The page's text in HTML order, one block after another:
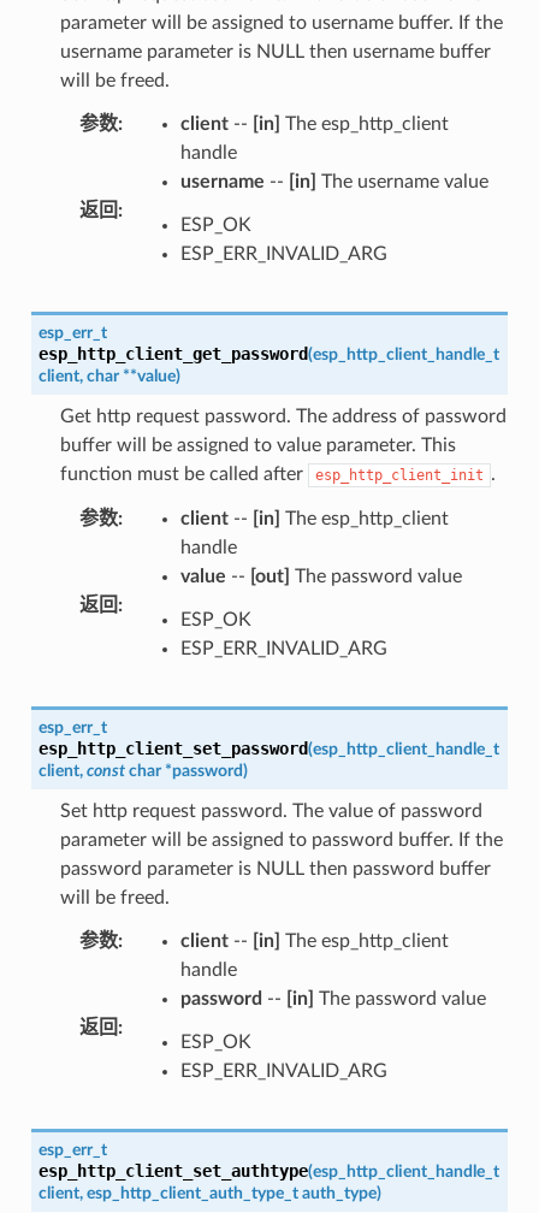
parameter will be assigned to username buffer. If the
username parameter is NULL then username buffer
will be freed.
参数: client-- [in] The esp_http_client
handle
username -- [in] The username value
返回 :
ESP_OK
ESP_ERR_INVALID_ARG
esp_err_t
esp_http_client_get_password(esp_http_client_handle_t
client, char **value)
Get http request password. The address of password
buffer will be assigned to value parameter. This
function must be called after
esp_http_client_init .
参数: client-- [in] The esp_http_client
handle
value -- [out] The password value
返回 :
ESP_OK
ESP_ERR_INVALID_ARG
esp_err_t
esp_http_client_set_password(esp_http_client_handle_t
client, const char *password)
Set http request password. The value of password
parameter will be assigned to password buffer. If the
password parameter is NULL then password buffer
will be freed.
参数: client-- [in] The esp_http_client
handle
password -- [in] The password value
返回 :
ESP_OK
ESP_ERR_INVALID_ARG
esp_err_t
esp_http_client_set_authtype(esp_http_client_handle_t
client, esp_http_client_auth_type_t auth_type)